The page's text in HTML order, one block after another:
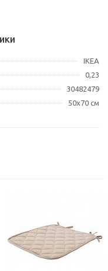
IKEA
0,23
30482479
50x70 см